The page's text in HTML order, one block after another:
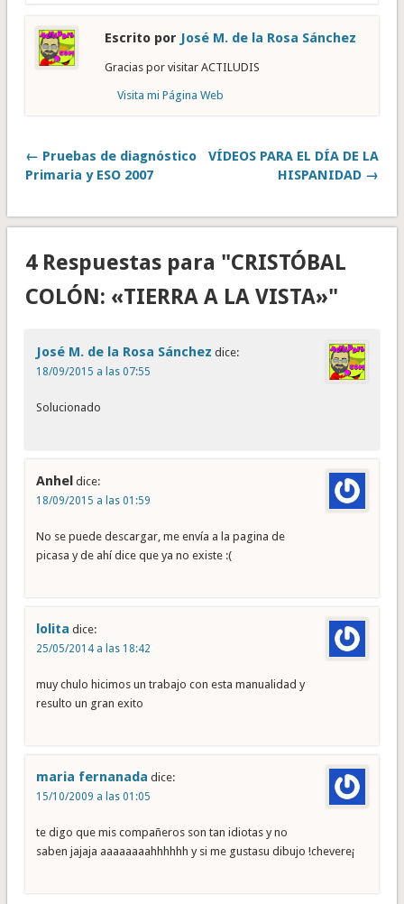
Escrito por José M. de la Rosa Sánchez
Gracias por visitar ACTILUDIS
Visita mi Página Web
← Pruebas de diagnóstico
Primaria y ESO 2007
VÍDEOS PARA EL DÍA DE LA
HISPANIDAD →
4 Respuestas para "CRISTÓBAL
COLÓN: «TIERRA A LA VISTA»"
José M. de la Rosa Sánchez dice:
18/09/2015 a las 07:55
Solucionado
Anhel dice:
18/09/2015 a las 01:59
No se puede descargar, me envía a la pagina de
picasa y de ahí dice que ya no existe :(
lolita dice:
25/05/2014 a las 18:42
muy chulo hicimos un trabajo con esta manualidad y
resulto un gran exito
maria fernanada dice:
15/10/2009 a las 01:05
te digo que mis compañeros son tan idiotas y no
saben jajaja aaaaaaaahhhhhh y si me gustasu dibujo !chevere¡